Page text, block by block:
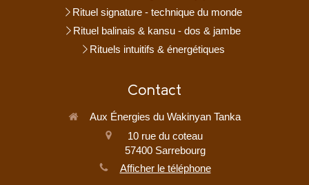
Rituel signature - technique du monde
Rituel balinais & kansu - dos & jambe
Rituels intuitifs & énergétiques
Contact
Aux Énergies du Wakinyan Tanka
10 rue du coteau
57400 Sarrebourg
Afficher le téléphone